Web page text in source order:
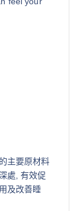
主要原材料
處, 有效促
及改善睡